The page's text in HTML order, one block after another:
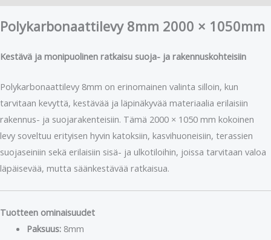
Polykarbonaattilevy 8mm 2000 × 1050mm
Kestävä ja monipuolinen ratkaisu suoja- ja rakennuskohteisiin
Polykarbonaattilevy 8mm on erinomainen valinta silloin, kun
tarvitaan kevyttä, kestävää ja läpinäkyvää materiaalia erilaisiin
rakennus- ja suojarakenteisiin. Tämä 2000 × 1050 mm kokoinen
levy soveltuu erityisen hyvin katoksiin, kasvihuoneisiin, terassien
suojaseiniin sekä erilaisiin sisä- ja ulkotiloihin, joissa tarvitaan valoa
läpäisevää, mutta säänkestävää ratkaisua.
Tuotteen ominaisuudet
Paksuus:8mm